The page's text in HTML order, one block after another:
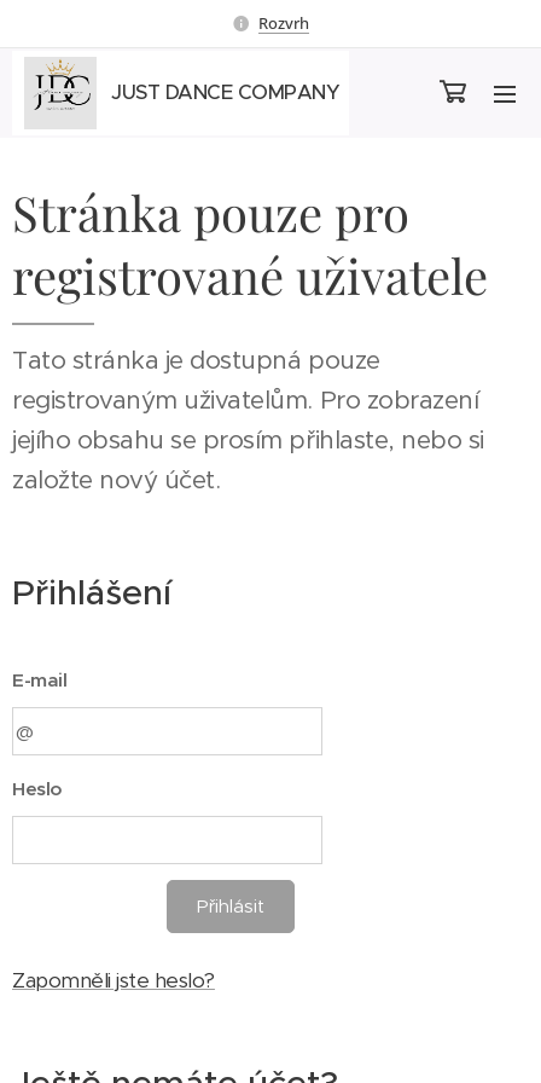
Rozvrh
JUST DANCE COMPANY
Stránka pouze pro
registrované uživatele
Tato stránka je dostupná pouze
registrovaným uživatelům. Pro zobrazení
jejího obsahu se prosím přihlaste, nebo si
založte nový účet.
Přihlášení
E-mail
Heslo
Přihlásit
Zapomněli jste heslo?